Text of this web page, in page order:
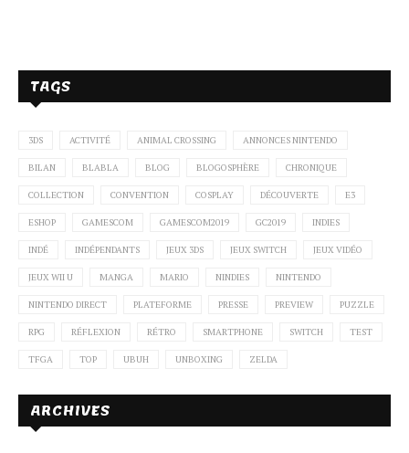
TAGS
3DS ACTIVITÉ ANIMAL CROSSING ANNONCES NINTENDO
BILAN BLABLA BLOG BLOGOSPHÈRE CHRONIQUE
COLLECTION CONVENTION COSPLAY DÉCOUVERTE E3
ESHOP GAMESCOM GAMESCOM2019 GC2019 INDIES
INDÉ INDÉPENDANTS JEUX 3DS JEUX SWITCH JEUX VIDÉO
JEUX WII U MANGA MARIO NINDIES NINTENDO
NINTENDO DIRECT PLATEFORME PRESSE PREVIEW PUZZLE
RPG RÉFLEXION RÉTRO SMARTPHONE SWITCH TEST
TFGA TOP UBUH UNBOXING ZELDA
ARCHIVES